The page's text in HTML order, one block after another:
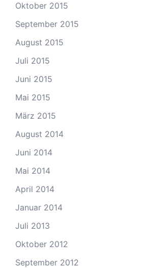
Oktober 2015
September 2015
August 2015
Juli 2015
Juni 2015
Mai 2015
März 2015
August 2014
Juni 2014
Mai 2014
April 2014
Januar 2014
Juli 2013
Oktober 2012
September 2012